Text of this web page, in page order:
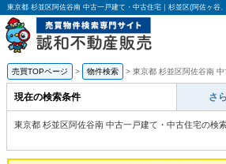
売買TOPページ 物件検索 東京都 杉並区阿佐谷南
現在の検索条件 さ
東京都 杉並区阿佐谷南 中古一戸建て・中古住宅の検